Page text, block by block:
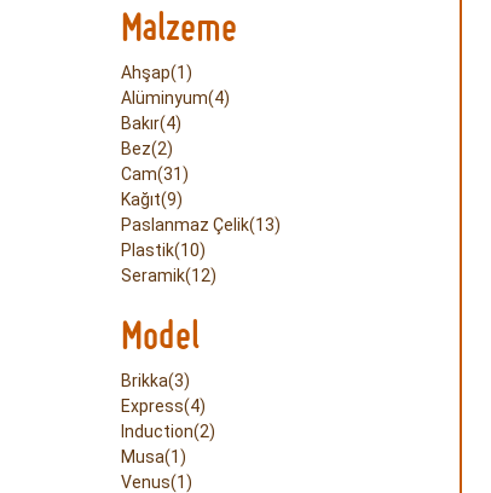
Malzeme
Ahşap(1)
Alüminyum(4)
Bakır(4)
Bez(2)
Cam(31)
Kağıt(9)
Paslanmaz Çelik(13)
Plastik(10)
Seramik(12)
Model
Brikka(3)
Express(4)
Induction(2)
Musa(1)
Venus(1)